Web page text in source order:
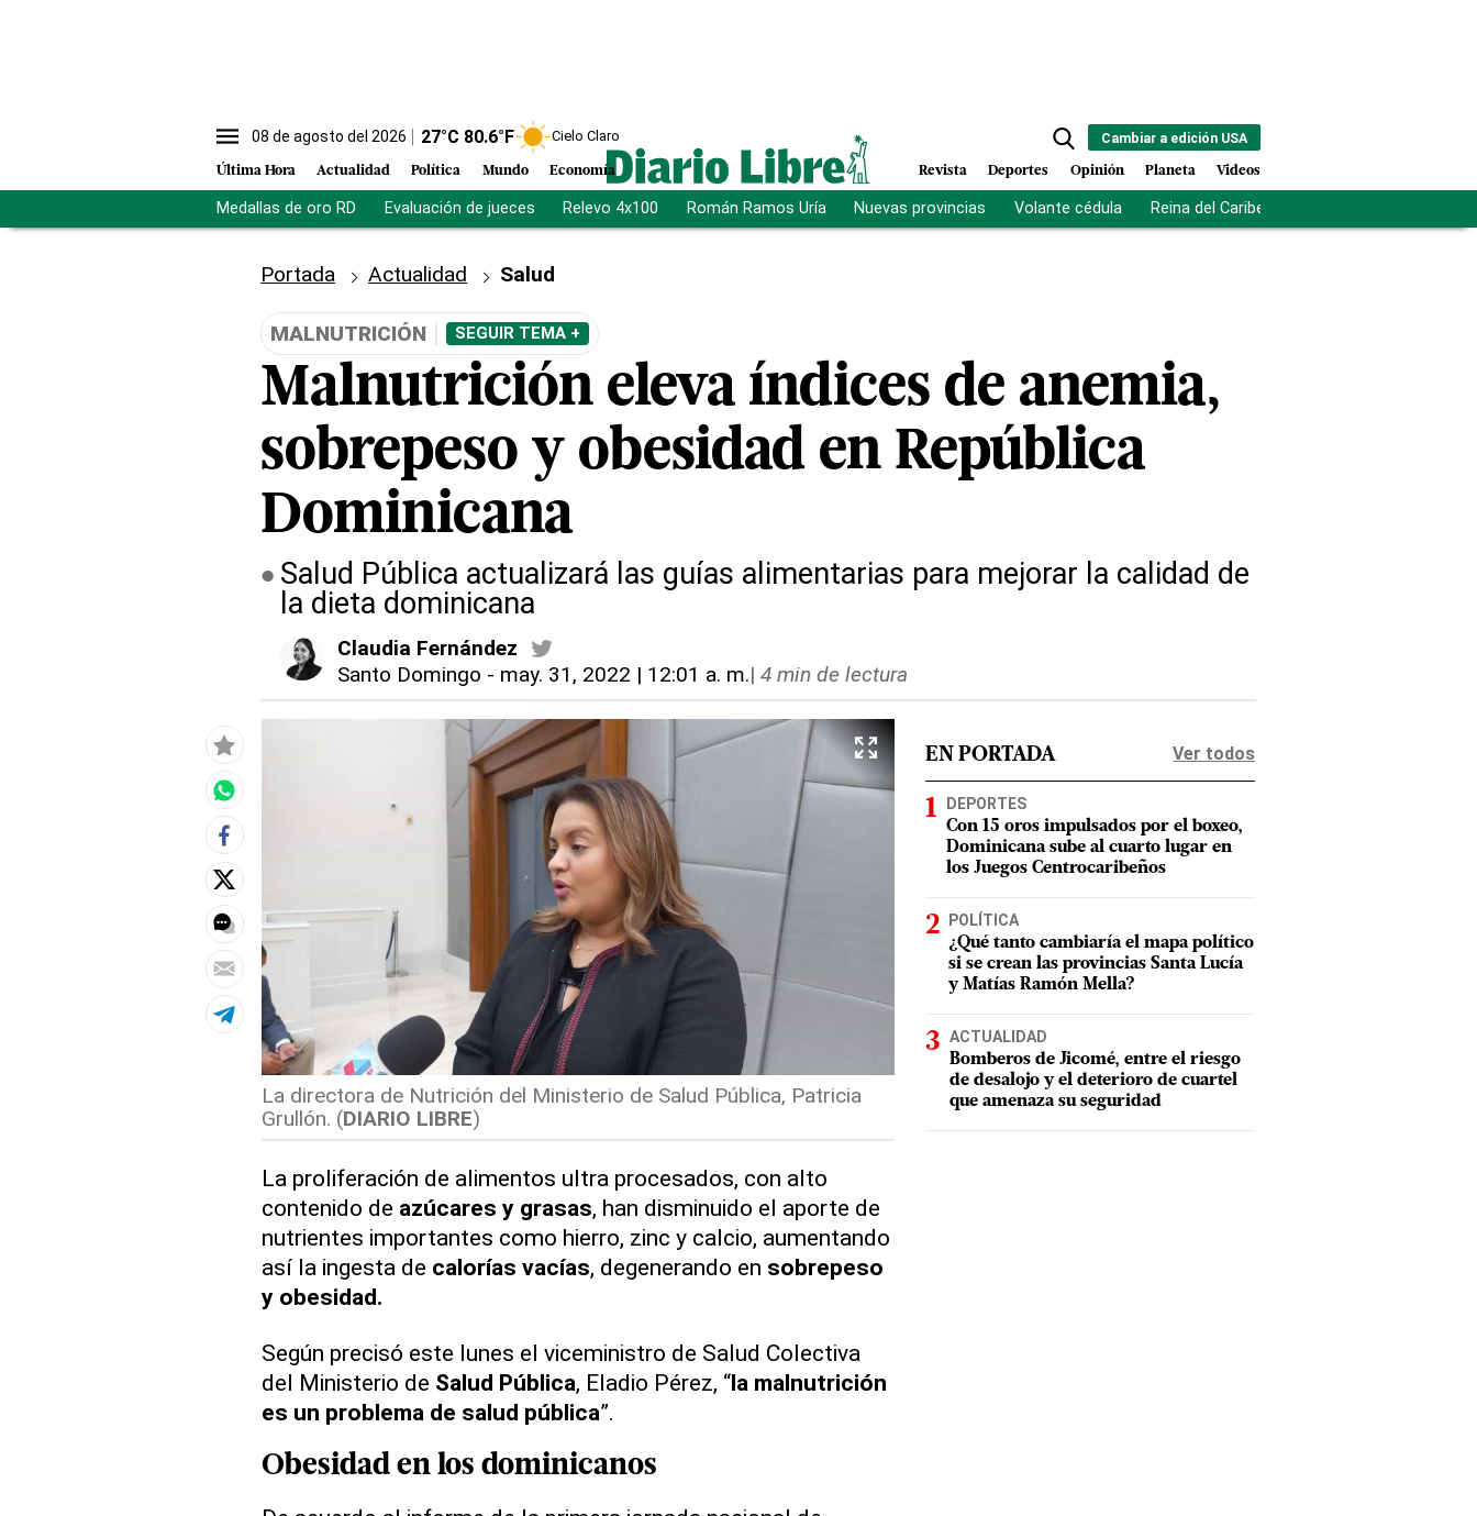
08 de agosto del 2026 27°C 80.6°F Cielo Claro
Última Hora Actualidad Política Mundo Economía
Cambiar a edición USA
Revista Deportes Opinión Planeta Videos
Medallas de oro RD Evaluación de jueces Relevo 4x100 Román Ramos Uría Nuevas provincias Volante cédula Reina del Caribe
Portada Actualidad Salud
MALNUTRICIÓN SEGUIR TEMA +
Malnutrición eleva índices de anemia,
sobrepeso y obesidad en República
Dominicana
Salud Pública actualizará las guías alimentarias para mejorar la calidad de
la dieta dominicana
Claudia Fernández
Santo Domingo - may. 31, 2022 | 12:01 a. m.| 4 min de lectura
La directora de Nutrición del Ministerio de Salud Pública, Patricia
Grullón. (DIARIO LIBRE)
La proliferación de alimentos ultra procesados, con alto
contenido de azúcares y grasas, han disminuido el aporte de
nutrientes importantes como hierro, zinc y calcio, aumentando
así la ingesta de calorías vacías, degenerando en sobrepeso
y obesidad.
Según precisó este lunes el viceministro de Salud Colectiva
del Ministerio de Salud Pública, Eladio Pérez, “la malnutrición
es un problema de salud pública”.
Obesidad en los dominicanos
EN PORTADA Ver todos
DEPORTES
Con 15 oros impulsados por el boxeo,
Dominicana sube al cuarto lugar en
los Juegos Centrocaribeños
POLÍTICA
¿Qué tanto cambiaría el mapa político
si se crean las provincias Santa Lucía
y Matías Ramón Mella?
ACTUALIDAD
Bomberos de Jicomé, entre el riesgo
de desalojo y el deterioro de cuartel
que amenaza su seguridad